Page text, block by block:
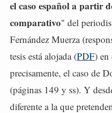
el caso español a partir
comparativo" del
Fernández Muerza
tesis está alojada (PDF) en
precisamente, el caso de
(páginas 149 y ss). Y
diferente a la que